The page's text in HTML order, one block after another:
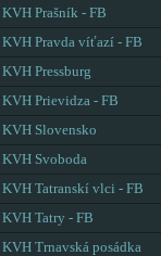
KVH Prašník - FB
KVH Pravda víťazí - FB
KVH Pressburg
KVH Prievidza - FB
KVH Slovensko
KVH Svoboda
KVH Tatranskí vlci - FB
KVH Tatry - FB
KVH Trnavská posádka